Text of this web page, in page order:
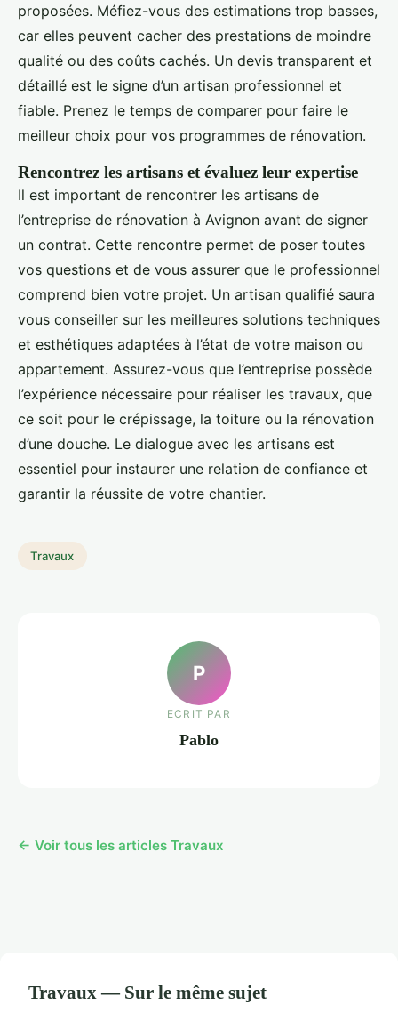
proposées. Méfiez-vous des estimations trop basses,
car elles peuvent cacher des prestations de moindre
qualité ou des coûts cachés. Un devis transparent et
détaillé est le signe d’un artisan professionnel et
fiable. Prenez le temps de comparer pour faire le
meilleur choix pour vos programmes de rénovation.
Rencontrez les artisans et évaluez leur expertise
Il est important de rencontrer les artisans de
l’entreprise de rénovation à Avignon avant de signer
un contrat. Cette rencontre permet de poser toutes
vos questions et de vous assurer que le professionnel
comprend bien votre projet. Un artisan qualifié saura
vous conseiller sur les meilleures solutions techniques
et esthétiques adaptées à l’état de votre maison ou
appartement. Assurez-vous que l’entreprise possède
l’expérience nécessaire pour réaliser les travaux, que
ce soit pour le crépissage, la toiture ou la rénovation
d’une douche. Le dialogue avec les artisans est
essentiel pour instaurer une relation de confiance et
garantir la réussite de votre chantier.
Travaux
P
ECRIT PAR
Pablo
← Voir tous les articles Travaux
Travaux — Sur le même sujet